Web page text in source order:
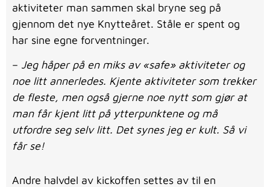
aktiviteter man sammen skal bryne seg på
gjennom det nye Knytteåret. Ståle er spent og
har sine egne forventninger.
– Jeg håper på en miks av «safe» aktiviteter og
noe litt annerledes. Kjente aktiviteter som trekker
de fleste, men også gjerne noe nytt som gjør at
man får kjent litt på ytterpunktene og må
utfordre seg selv litt. Det synes jeg er kult. Så vi
får se!
Andre halvdel av kickoffen settes av til en